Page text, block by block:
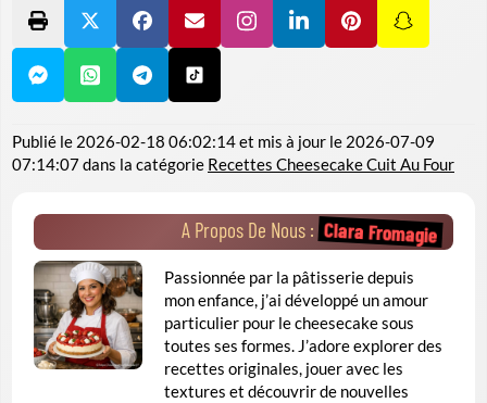
Publié le 2026-02-18 06:02:14et mis à jour le 2026-07-09
07:14:07dans la catégorie Recettes Cheesecake Cuit Au Four
A Propos De Nous : Clara Fromagie
Passionnée par la pâtisserie depuis
mon enfance, j’ai développé un amour
particulier pour le cheesecake sous
toutes ses formes. J’adore explorer des
recettes originales, jouer avec les
textures et découvrir de nouvelles